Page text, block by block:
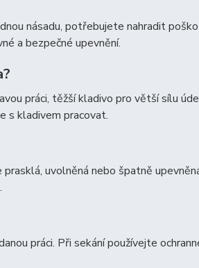
násadu, potřebujete nahradit
a bezpečné upevnění.
práci, těžší kladivo pro větší sílu
s kladivem pracovat.
uvolněná nebo špatně
práci. Při sekání používejte